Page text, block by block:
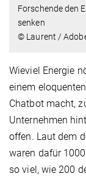
Forschende den
senken
© Laurent /
Wieviel Energie
einem
Chatbot macht,
Unternehmen
offen. Laut dem
waren dafür
so viel, wie 200